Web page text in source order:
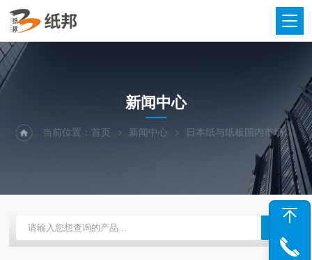
NEWS
新闻中心
当前位置：首页 新闻中心 日本纸与纸板国内市场需求仍将持续低迷